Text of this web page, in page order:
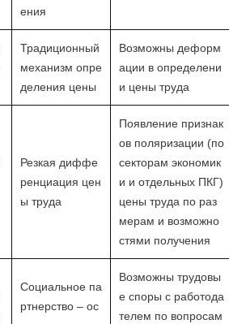
ения
Традиционный
механизм опре
деления цены
Возможны деформ
ации в определени
и цены труда
Резкая диффе
ренциация цен
ы труда
Появление признак
ов поляризации (по
секторам экономик
и и отдельных ПКГ)
цены труда по раз
мерам и возможно
стями получения
Социальное па
ртнерство – ос
Возможны трудовы
е споры с работода
телем по вопросам